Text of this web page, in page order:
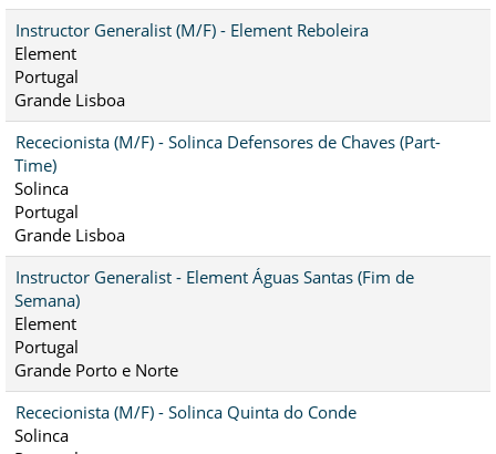
Instructor Generalist (M/F) - Element Reboleira
Element
Portugal
Grande Lisboa
Rececionista (M/F) - Solinca Defensores de Chaves (Part-
Time)
Solinca
Portugal
Grande Lisboa
Instructor Generalist - Element Águas Santas (Fim de
Semana)
Element
Portugal
Grande Porto e Norte
Rececionista (M/F) - Solinca Quinta do Conde
Solinca